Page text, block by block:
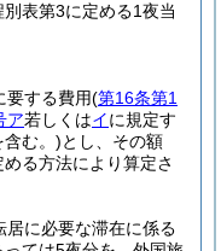
表第3に定める1夜当
要する費用(第16条第1
ア若しくはイに規定す
含む。)とし、その額
る方法により算定さ
に必要な滞在に係る